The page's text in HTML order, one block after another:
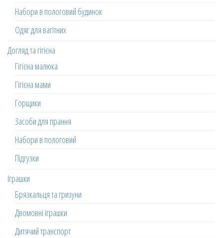
Набори в пологовий будинок
Одяг для вагітних
Догляд та гігієна
Гігієна малюка
Гігієна мами
Горщики
Засоби для прання
Набори в пологовий
Підгузки
Іграшки
Брязкальця та гризуни
Двомовні іграшки
Дитячий транспорт